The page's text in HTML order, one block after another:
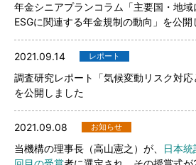
年金シニアプランコラム「主要国・地
ESGに関連する年金規制の動向」を公開
2021.09.14 レポート
調査研究レポート「気候変動リスク対応
を公開しました
2021.09.08 お知らせ
当機構の理事長（高山憲之）が、
日本